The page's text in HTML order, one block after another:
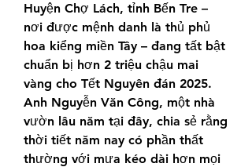
Huyện Chợ Lách, tỉnh Bến Tre –
nơi được mệnh danh là thủ phủ
hoa kiểng miền Tây – đang tất bật
chuẩn bị hơn 2 triệu chậu mai
vàng cho Tết Nguyên đán 2025.
Anh Nguyễn Văn Công, một nhà
vườn lâu năm tại đây, chia sẻ rằng
thời tiết năm nay có phần thất
thường với mưa kéo dài hơn mọi